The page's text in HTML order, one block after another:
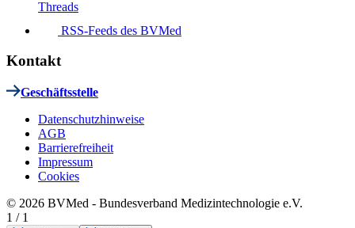
Threads
RSS-Feeds des BVMed
Kontakt
Geschäftsstelle
Datenschutzhinweise
AGB
Barrierefreiheit
Impressum
Cookies
© 2026 BVMed - Bundesverband Medizintechnologie e.V.
1 / 1